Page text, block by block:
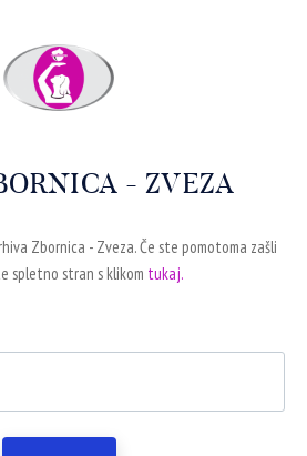
- ZVEZA
Zbornica - Zveza. Če ste pomotoma zašli
spletno stran s klikom tukaj.